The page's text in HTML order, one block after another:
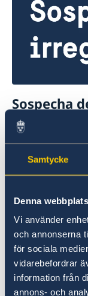
Samtycke
Denna
Vi använder
och annonserna
för sociala
vidarebefordrar
information från
annons- och
Sospecha
Si tiene
del servicio
Ministerio de
Presente una
Suecia (en
Denuncie